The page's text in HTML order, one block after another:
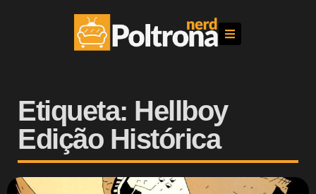
Etiqueta: Hellboy
Edição Histórica